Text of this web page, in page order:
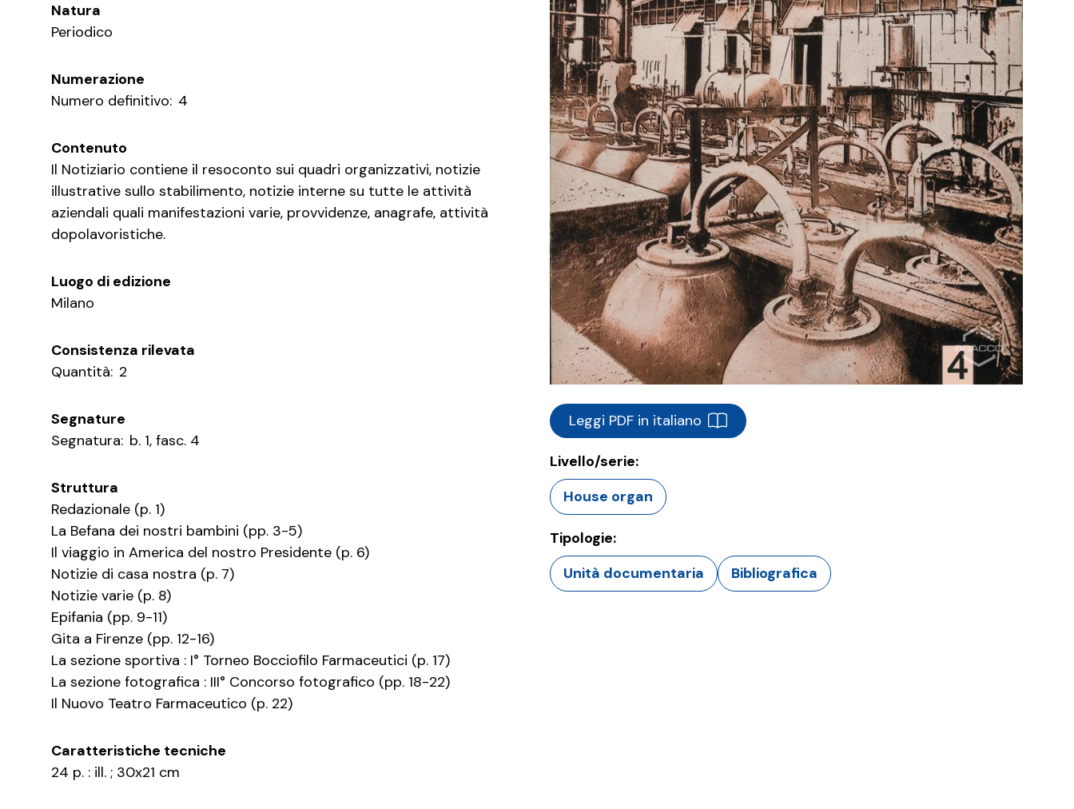
Natura
Periodico
Numerazione
Numero definitivo: 4
Contenuto
Il Notiziario contiene il resoconto sui quadri organizzativi, notizie
illustrative sullo stabilimento, notizie interne su tutte le attività
aziendali quali manifestazioni varie, provvidenze, anagrafe, attività
dopolavoristiche.
Luogo di edizione
Milano
Consistenza rilevata
Quantità: 2
Segnature
Segnatura: b. 1, fasc. 4
Struttura
Redazionale (p. 1)
La Befana dei nostri bambini (pp. 3-5)
Il viaggio in America del nostro Presidente (p. 6)
Notizie di casa nostra (p. 7)
Notizie varie (p. 8)
Epifania (pp. 9-11)
Gita a Firenze (pp. 12-16)
La sezione sportiva : I° Torneo Bocciofilo Farmaceutici (p. 17)
La sezione fotografica : III° Concorso fotografico (pp. 18-22)
Il Nuovo Teatro Farmaceutico (p. 22)
Caratteristiche tecniche
24 p. : ill. ; 30x21 cm
Leggi PDF in italiano
Livello/serie:
House organ
Tipologie:
Unità documentaria
Bibliografica